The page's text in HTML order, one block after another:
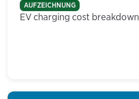
AUFZEICHNUNG
EV charging cost breakdown